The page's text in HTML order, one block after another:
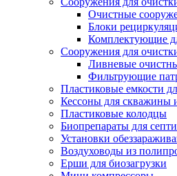
Очистные
Блоки
Комплектующие
Сооружения для
Ливневые
Фильтрующие
Пластиковые емкости
Кессоны для скважины
Пластиковые колодцы
Биопрепараты для
Установки
Воздуховоды из
Ерши для биозагрузки